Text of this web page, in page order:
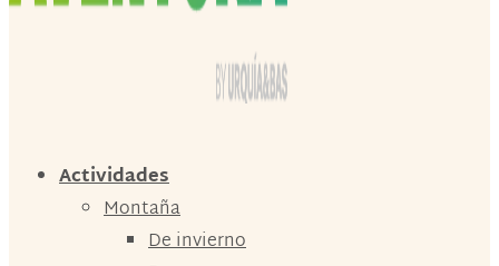
Actividades
Montaña
De invierno